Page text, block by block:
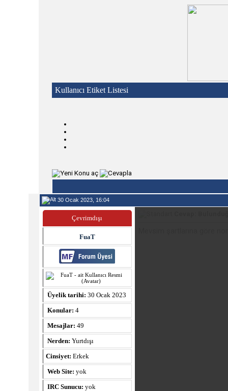
Kullanıcı Etiket Listesi
30 Ocak 2023, 16:04
Çevrimdışı
FuaT
Üyelik tarihi: 30 Ocak 2023
Konular: 4
Mesajlar: 49
Nerden: Yurtdışı
Cinsiyet: Erkek
Web Site: yok
IRC Sunucu: yok